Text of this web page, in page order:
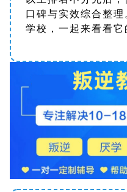
口碑与实效综合整理
学校，一起来看看它